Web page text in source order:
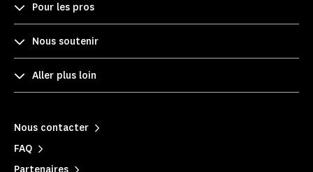
Pour les pros
Nous soutenir
Aller plus loin
Nous contacter
FAQ